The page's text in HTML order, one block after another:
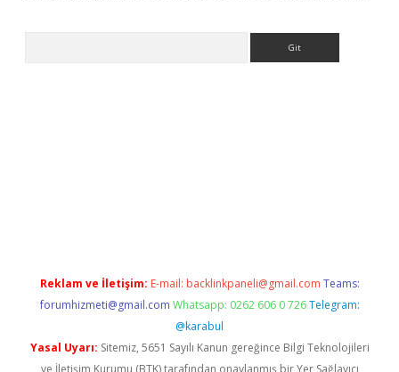
Reklam ve İletişim: E-mail: backlinkpaneli@gmail.com Teams:
forumhizmeti@gmail.com Whatsapp: 0262 606 0 726 Telegram:
@karabul
Yasal Uyarı: Sitemiz, 5651 Sayılı Kanun gereğince Bilgi Teknolojileri
ve İletişim Kurumu (BTK) tarafından onaylanmış bir Yer Sağlayıcı